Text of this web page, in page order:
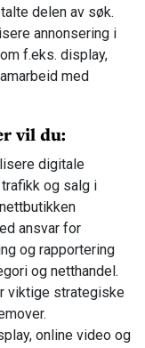
delen av søk.
annonsering i
f.eks. display,
med
vil du:
digitale
og salg i
ansvar for
og rapportering
og netthandel.
viktige strategiske
online video og